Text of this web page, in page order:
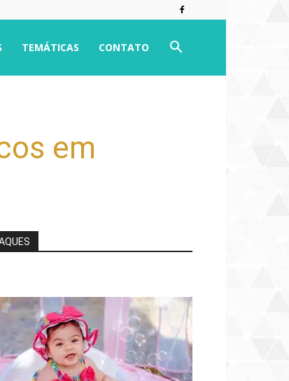
TEMÁTICAS CONTATO
em